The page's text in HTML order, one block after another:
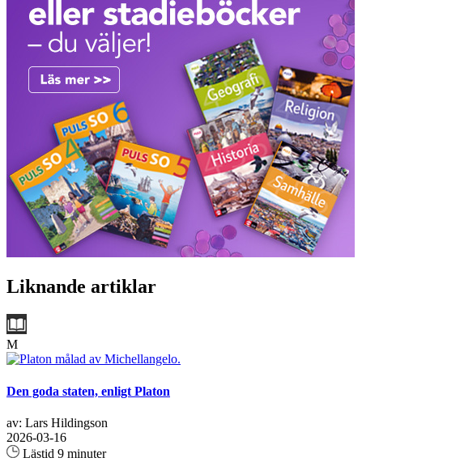
Liknande artiklar
M
Den goda staten, enligt Platon
av: Lars Hildingson
2026-03-16
Lästid 9 minuter